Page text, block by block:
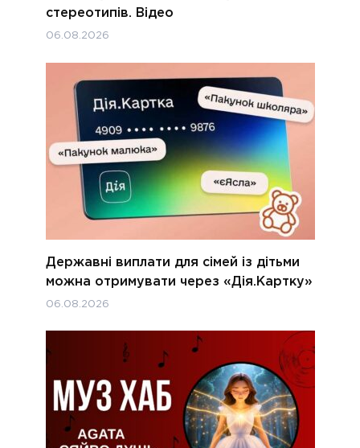
стереотипів. Відео
06.08.2026
Державні виплати для сімей із дітьми
можна отримувати через «Дія.Картку»
06.08.2026